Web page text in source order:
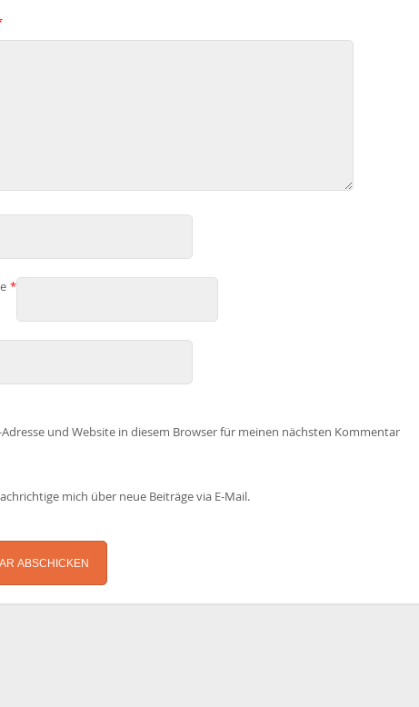
*
Adresse und Website in diesem Browser für meinen nächsten Kommentar
mich über neue Beiträge via E-Mail.